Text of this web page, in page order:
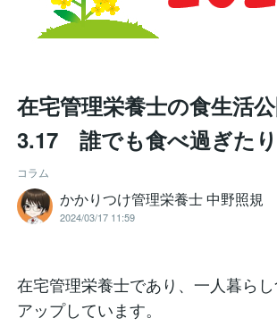
在宅管理栄養士の食生活
3.17 誰でも食べ過ぎた
コラム
かかりつけ管理栄養士 中野照規
2024/03/17 11:59
在宅管理栄養士であり、一人暮ら
アップしています。